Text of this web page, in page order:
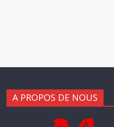
A PROPOS DE NOUS